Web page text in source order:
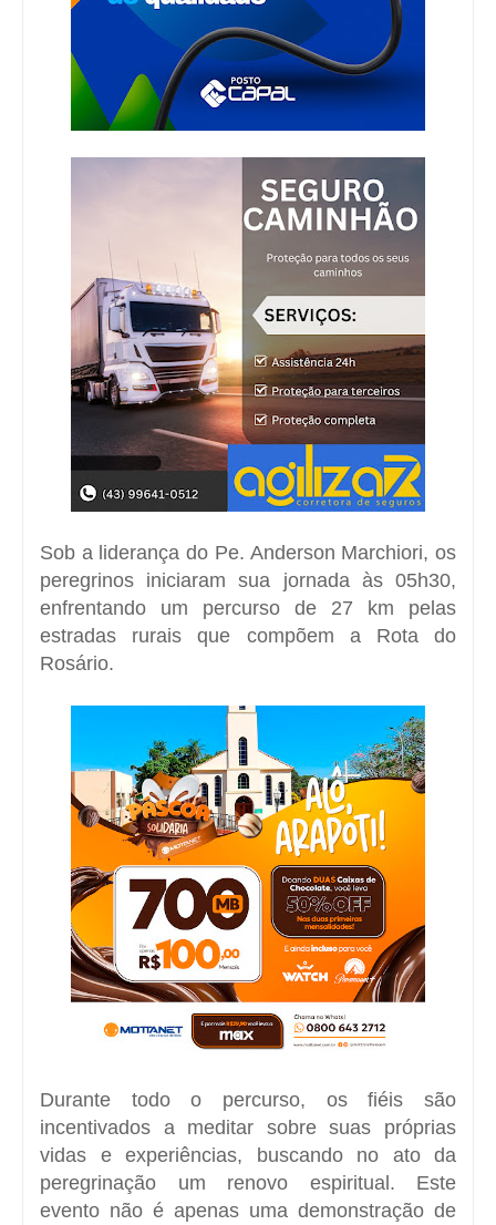
Sob a liderança do Pe. Anderson Marchiori, os
peregrinos iniciaram sua jornada às 05h30,
enfrentando um percurso de 27 km pelas
estradas rurais que compõem a Rota do
Rosário.
Durante todo o percurso, os fiéis são
incentivados a meditar sobre suas próprias
vidas e experiências, buscando no ato da
peregrinação um renovo espiritual. Este
evento não é apenas uma demonstração de